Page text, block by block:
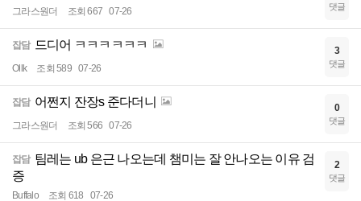
그라스원더 조회 667 07-26 댓글
잡담 드디어 ㅋㅋㅋㅋㅋㅋ
Ollk 조회 589 07-26
3
댓글
잡담 어쩐지 잔장s 준다더니
그라스원더 조회 566 07-26
0
댓글
잡담 팀레는 ub 은근 나오는데 챔미는 잘 안나오는 이유 검
증
Buffalo 조회 618 07-26
2
댓글